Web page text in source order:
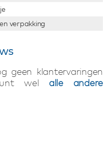
verpakking
geen klantervaringen
wel alle andere